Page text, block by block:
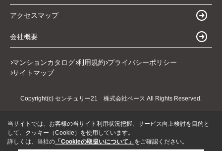
アクセスマップ
会社概要
マンションカタログ 利用規約 プライバシーポリシー
サイトマップ
Copyright(c) センチュリー21 株式会社ベース All Rights Reserved.
当サイトでは、お客様の当サイト利用状況把握、サービス向上検討を目的と
して、クッキー（Cookie）を使用しています。
詳しくは、当社の 「Cookieの取扱いについて」 をご確認ください。